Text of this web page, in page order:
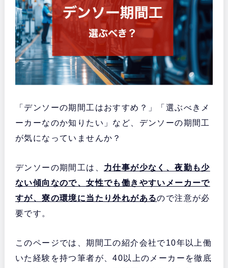
「デンソーの期間工はおすすめ？」「選ぶべきメ
ーカーなのか知りたい」など、デンソーの期間工
が気になっていませんか？
デンソーの期間工は、 力仕事が少なく、夜勤も少
ない傾向なので、女性でも働きやすいメーカーで
すが、寮の環境に当たり外れがあるので注意が必
要です。
このページでは、期間工の紹介会社で10年以上働
いた経験を持つ筆者が、40以上のメーカーを徹底